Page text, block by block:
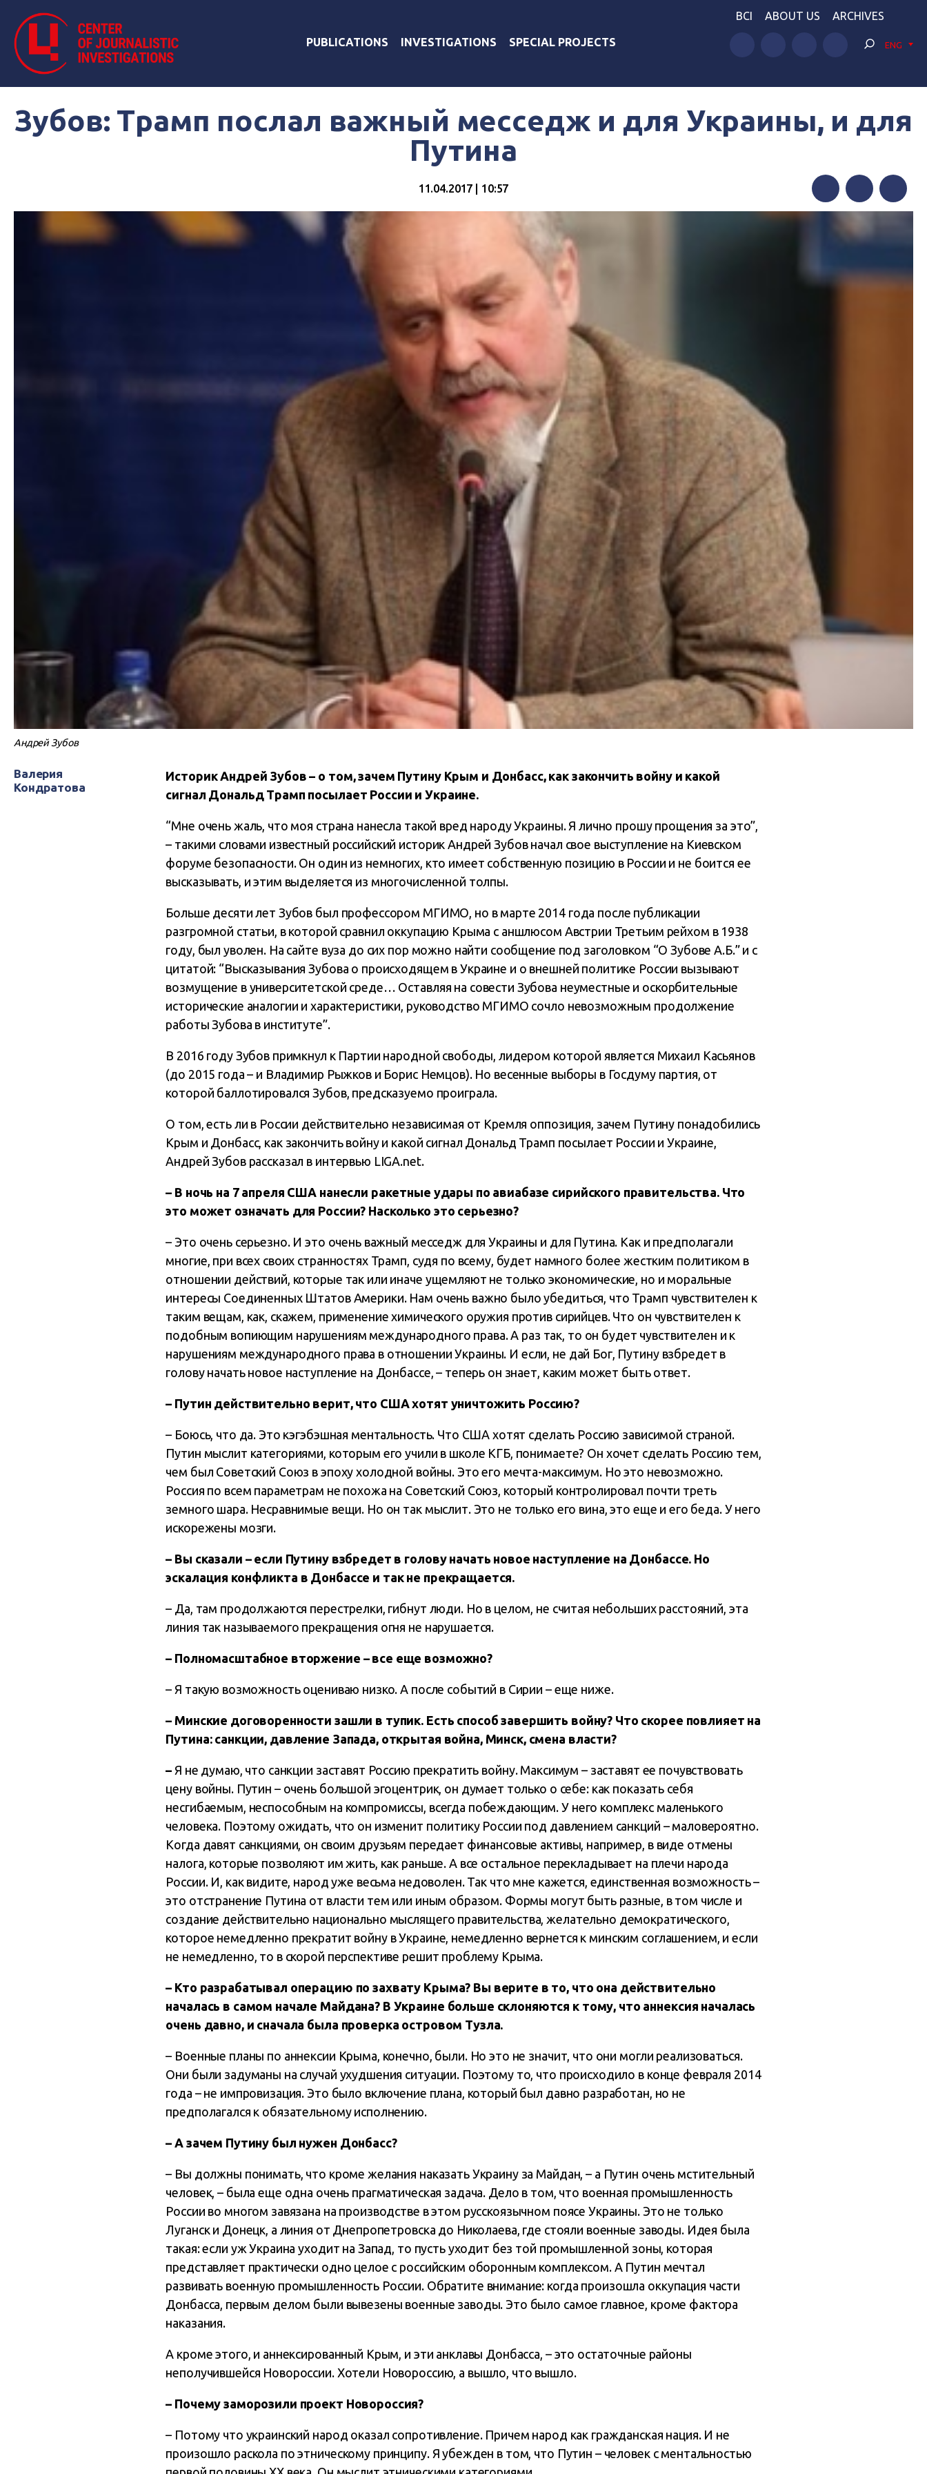
PUBLICATIONS INVESTIGATIONS SPECIAL PROJECTS
BCI ABOUT US ARCHIVES
ENG
Зубов: Трамп послал важный месседж и для Украины, и для
Путина
11.04.2017 | 10:57
Андрей Зубов
Валерия
Кондратова
Историк Андрей Зубов – о том, зачем Путину Крым и Донбасс, как закончить войну и какой
сигнал Дональд Трамп посылает России и Украине.
“Мне очень жаль, что моя страна нанесла такой вред народу Украины. Я лично прошу прощения за это”,
– такими словами известный российский историк Андрей Зубов начал свое выступление на Киевском
форуме безопасности. Он один из немногих, кто имеет собственную позицию в России и не боится ее
высказывать, и этим выделяется из многочисленной толпы.
Больше десяти лет Зубов был профессором МГИМО, но в марте 2014 года после публикации
разгромной статьи, в которой сравнил оккупацию Крыма с аншлюсом Австрии Третьим рейхом в 1938
году, был уволен. На сайте вуза до сих пор можно найти сообщение под заголовком “О Зубове А.Б.” и с
цитатой: “Высказывания Зубова о происходящем в Украине и о внешней политике России вызывают
возмущение в университетской среде… Оставляя на совести Зубова неуместные и оскорбительные
исторические аналогии и характеристики, руководство МГИМО сочло невозможным продолжение
работы Зубова в институте”.
В 2016 году Зубов примкнул к Партии народной свободы, лидером которой является Михаил Касьянов
(до 2015 года – и Владимир Рыжков и Борис Немцов). Но весенные выборы в Госдуму партия, от
которой баллотировался Зубов, предсказуемо проиграла.
О том, есть ли в России действительно независимая от Кремля оппозиция, зачем Путину понадобились
Крым и Донбасс, как закончить войну и какой сигнал Дональд Трамп посылает России и Украине,
Андрей Зубов рассказал в интервью LIGA.net.
– В ночь на 7 апреля США нанесли ракетные удары по авиабазе сирийского правительства. Что
это может означать для России? Насколько это серьезно?
– Это очень серьезно. И это очень важный месседж для Украины и для Путина. Как и предполагали
многие, при всех своих странностях Трамп, судя по всему, будет намного более жестким политиком в
отношении действий, которые так или иначе ущемляют не только экономические, но и моральные
интересы Соединенных Штатов Америки. Нам очень важно было убедиться, что Трамп чувствителен к
таким вещам, как, скажем, применение химического оружия против сирийцев. Что он чувствителен к
подобным вопиющим нарушениям международного права. А раз так, то он будет чувствителен и к
нарушениям международного права в отношении Украины. И если, не дай Бог, Путину взбредет в
голову начать новое наступление на Донбассе, – теперь он знает, каким может быть ответ.
– Путин действительно верит, что США хотят уничтожить Россию?
– Боюсь, что да. Это кэгэбэшная ментальность. Что США хотят сделать Россию зависимой страной.
Путин мыслит категориями, которым его учили в школе КГБ, понимаете? Он хочет сделать Россию тем,
чем был Советский Союз в эпоху холодной войны. Это его мечта-максимум. Но это невозможно.
Россия по всем параметрам не похожа на Советский Союз, который контролировал почти треть
земного шара. Несравнимые вещи. Но он так мыслит. Это не только его вина, это еще и его беда. У него
искорежены мозги.
– Вы сказали – если Путину взбредет в голову начать новое наступление на Донбассе. Но
эскалация конфликта в Донбассе и так не прекращается.
– Да, там продолжаются перестрелки, гибнут люди. Но в целом, не считая небольших расстояний, эта
линия так называемого прекращения огня не нарушается.
– Полномасштабное вторжение – все еще возможно?
– Я такую возможность оцениваю низко. А после событий в Сирии – еще ниже.
– Минские договоренности зашли в тупик. Есть способ завершить войну? Что скорее повлияет на
Путина: санкции, давление Запада, открытая война, Минск, смена власти?
– Я не думаю, что санкции заставят Россию прекратить войну. Максимум – заставят ее почувствовать
цену войны. Путин – очень большой эгоцентрик, он думает только о себе: как показать себя
несгибаемым, неспособным на компромиссы, всегда побеждающим. У него комплекс маленького
человека. Поэтому ожидать, что он изменит политику России под давлением санкций – маловероятно.
Когда давят санкциями, он своим друзьям передает финансовые активы, например, в виде отмены
налога, которые позволяют им жить, как раньше. А все остальное перекладывает на плечи народа
России. И, как видите, народ уже весьма недоволен. Так что мне кажется, единственная возможность –
это отстранение Путина от власти тем или иным образом. Формы могут быть разные, в том числе и
создание действительно национально мыслящего правительства, желательно демократического,
которое немедленно прекратит войну в Украине, немедленно вернется к минским соглашением, и если
не немедленно, то в скорой перспективе решит проблему Крыма.
– Кто разрабатывал операцию по захвату Крыма? Вы верите в то, что она действительно
началась в самом начале Майдана? В Украине больше склоняются к тому, что аннексия началась
очень давно, и сначала была проверка островом Тузла.
– Военные планы по аннексии Крыма, конечно, были. Но это не значит, что они могли реализоваться.
Они были задуманы на случай ухудшения ситуации. Поэтому то, что происходило в конце февраля 2014
года – не импровизация. Это было включение плана, который был давно разработан, но не
предполагался к обязательному исполнению.
– А зачем Путину был нужен Донбасс?
– Вы должны понимать, что кроме желания наказать Украину за Майдан, – а Путин очень мстительный
человек, – была еще одна очень прагматическая задача. Дело в том, что военная промышленность
России во многом завязана на производстве в этом русскоязычном поясе Украины. Это не только
Луганск и Донецк, а линия от Днепропетровска до Николаева, где стояли военные заводы. Идея была
такая: если уж Украина уходит на Запад, то пусть уходит без той промышленной зоны, которая
представляет практически одно целое с российским оборонным комплексом. А Путин мечтал
развивать военную промышленность России. Обратите внимание: когда произошла оккупация части
Донбасса, первым делом были вывезены военные заводы. Это было самое главное, кроме фактора
наказания.
А кроме этого, и аннексированный Крым, и эти анклавы Донбасса, – это остаточные районы
неполучившейся Новороссии. Хотели Новороссию, а вышло, что вышло.
– Почему заморозили проект Новороссия?
– Потому что украинский народ оказал сопротивление. Причем народ как гражданская нация. И не
произошло раскола по этническому принципу. Я убежден в том, что Путин – человек с ментальностью